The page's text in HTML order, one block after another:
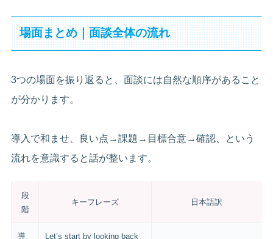
場面まとめ｜面談全体の流れ
3つの場面を振り返ると、面談には自然な順序があること
が分かります。
導入で和ませ、良い点→課題→目標合意→確認、という
流れを意識すると話が整います。
段
階
キーフレーズ 日本語訳
導
Let’s start by looking back